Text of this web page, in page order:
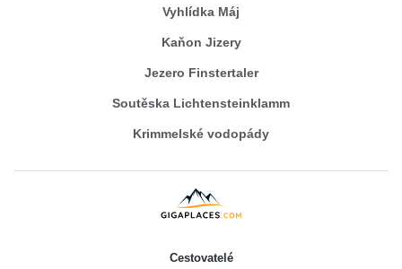
Vyhlídka Máj
Kaňon Jizery
Jezero Finstertaler
Soutěska Lichtensteinklamm
Krimmelské vodopády
Cestovatelé